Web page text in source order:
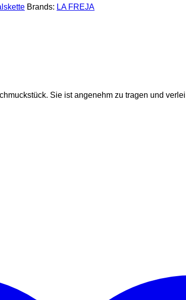
Brands: LA FREJA
Sie ist angenehm zu tragen und